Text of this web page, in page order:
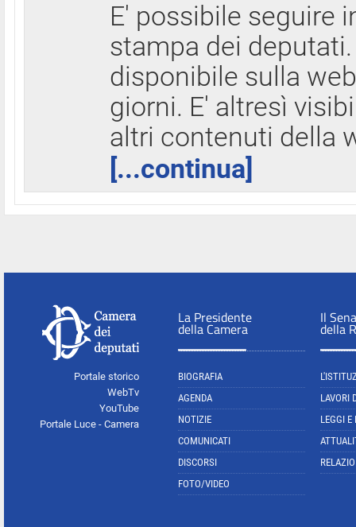
E' possibile seguire
stampa dei
disponibile sulla
giorni. E' altresì
altri contenuti della
[...continua]
Portale storico
WebTv
YouTube
Portale Luce - Camera
La Presidente
della Camera
BIOGRAFIA
AGENDA
NOTIZIE
COMUNICATI
DISCORSI
FOTO/VIDEO
Il
della
LAVORI
LEGGI E